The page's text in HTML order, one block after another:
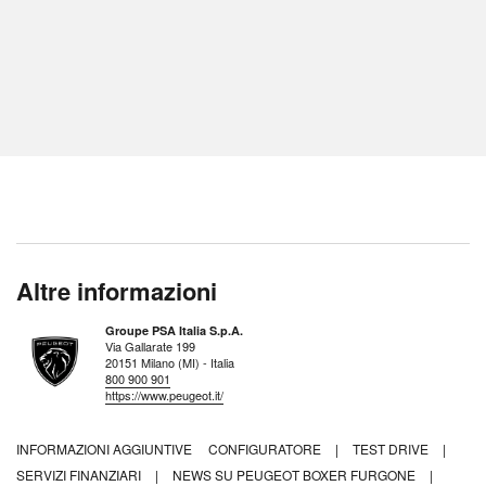
Altre informazioni
Groupe PSA Italia S.p.A.
Via Gallarate 199
20151 Milano (MI) - Italia
800 900 901
https://www.peugeot.it/
INFORMAZIONI AGGIUNTIVE CONFIGURATORE | TEST DRIVE
|
SERVIZI FINANZIARI
| NEWS SU PEUGEOT BOXER FURGONE
|